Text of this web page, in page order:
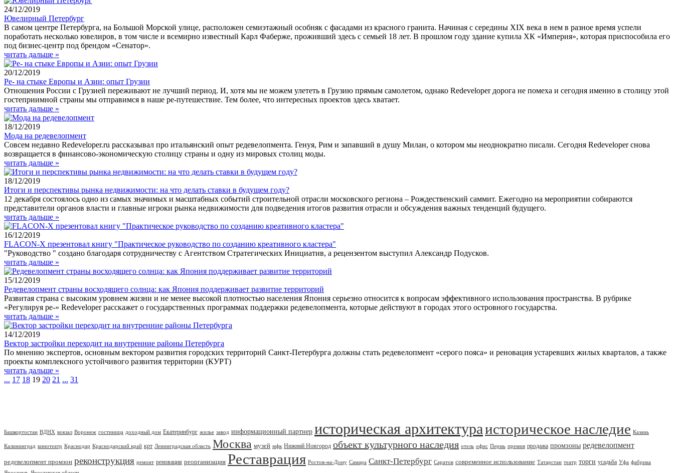
24/12/2019
Ювелирный Петербург
В самом центре Петербурга, на Большой Морской улице, расположен семиэтажный особняк с фасадами из красного гранита. Начиная с середины ХIХ века в нем в разное время успели
поработать несколько ювелиров, в том числе и всемирно известный Карл Фаберже, проживший здесь с семьей 18 лет. В прошлом году здание купила ХК «Империя», которая приспособила его
под бизнес-центр под брендом «Сенатор».
читать дальше »
20/12/2019
Ре- на стыке Европы и Азии: опыт Грузии
Отношения России с Грузией переживают не лучший период. И, хотя мы не можем улететь в Грузию прямым самолетом, однако Redeveloper дорога не помеха и сегодня именно в столицу этой
гостеприимной страны мы отправимся в наше ре-путешествие. Тем более, что интересных проектов здесь хватает.
читать дальше »
18/12/2019
Мода на редевелопмент
Совсем недавно Redeveloper.ru рассказывал про итальянский опыт редевелопмента. Генуя, Рим и запавший в душу Милан, о котором мы неоднократно писали. Сегодня Redeveloper снова
возвращается в финансово-экономическую столицу страны и одну из мировых столиц моды.
читать дальше »
18/12/2019
Итоги и перспективы рынка недвижимости: на что делать ставки в будущем году?
12 декабря состоялось одно из самых значимых и масштабных событий строительной отрасли московского региона – Рождественский саммит. Ежегодно на мероприятии собираются
представители органов власти и главные игроки рынка недвижимости для подведения итогов развития отрасли и обсуждения важных тенденций будущего.
читать дальше »
16/12/2019
FLACON-X презентовал книгу "Практическое руководство по созданию креативного кластера"
"Руководство " создано благодаря сотрудничеству с Агентством Стратегических Инициатив, а рецензентом выступил Александр Подусков.
читать дальше »
15/12/2019
Редевелопмент страны восходящего солнца: как Япония поддерживает развитие территорий
Развитая страна с высоким уровнем жизни и не менее высокой плотностью населения Япония серьезно относится к вопросам эффективного использования пространства. В рубрике
«Регулируя ре-» Redeveloper расскажет о государственных программах поддержки редевелопмента, которые действуют в городах этого островного государства.
читать дальше »
14/12/2019
Вектор застройки переходит на внутренние районы Петербурга
По мнению экспертов, основным вектором развития городских территорий Санкт-Петербурга должны стать редевелопмент «серого пояса» и реновация устаревших жилых кварталов, а также
проекты комплексного устойчивого развития территории (КУРТ)
читать дальше »
... 17 18 19 20 21 ... 31
Башкортостан ВДНХ вокзал Воронеж гостиница доходный дом Екатеринбург жилье завод информационный партнер историческая архитектураисторическое наследие Казань
Калининград кинотеатр Краснодар Краснодарский край крт Ленинградская область Москва музей мфк Нижний Новгород объект культурного наследия отель офис Пермь премия продажа промзоны редевелопмент
редевелопмент промзон реконструкция ремонт реновация реорганизация Реставрация Ростов-на-Дону Самара Санкт-Петербург Саратов современное использование Татарстан театр торги усадьба Уфа фабрика